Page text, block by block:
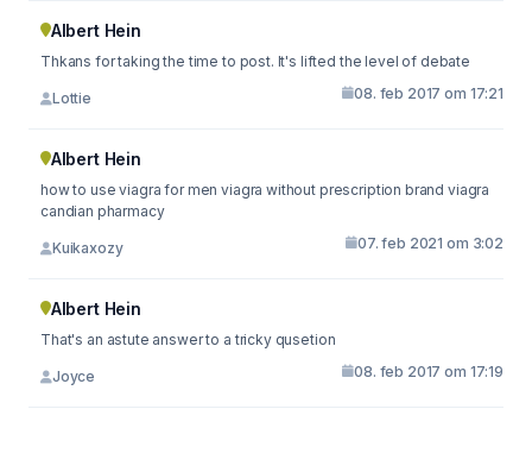
Albert Hein
Thkans for taking the time to post. It's lifted the level of debate
Lottie 08. feb 2017 om 17:21
Albert Hein
how to use viagra for men viagra without prescription brand viagra
candian pharmacy
Kuikaxozy 07. feb 2021 om 3:02
Albert Hein
That's an astute answer to a tricky qusetion
Joyce 08. feb 2017 om 17:19